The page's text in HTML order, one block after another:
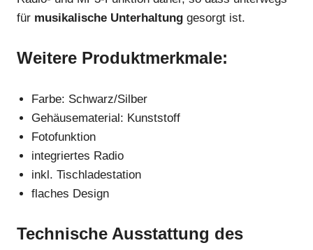
für musikalische Unterhaltung gesorgt ist.
Weitere Produktmerkmale:
Farbe: Schwarz/Silber
Gehäusematerial: Kunststoff
Fotofunktion
integriertes Radio
inkl. Tischladestation
flaches Design
Technische Ausstattung des